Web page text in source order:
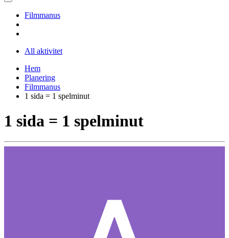
Filmmanus
All aktivitet
Hem
Planering
Filmmanus
1 sida = 1 spelminut
1 sida = 1 spelminut